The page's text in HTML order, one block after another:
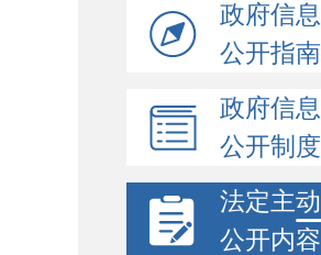
政府信息
公开指南
政府信息
公开制度
法定主动
公开内容